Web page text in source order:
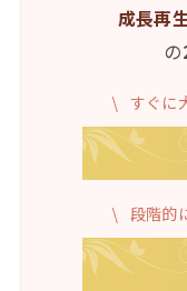
成長再
の
すぐに
段階的